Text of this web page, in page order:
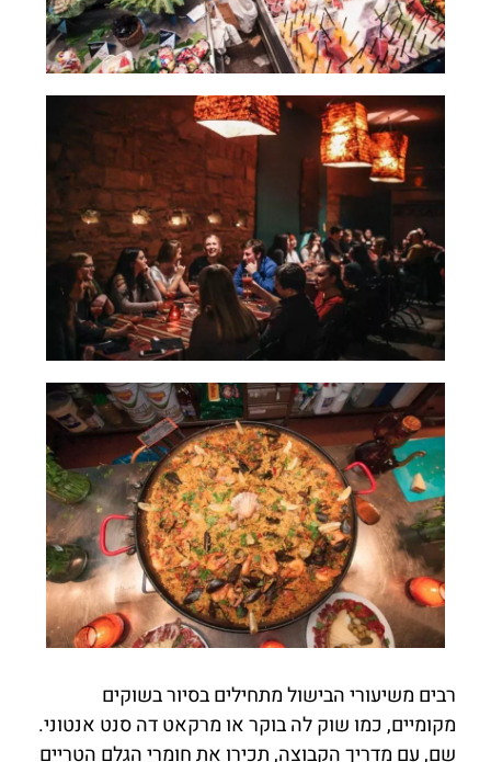
רבים משיעורי הבישול מתחילים בסיור בשוקים
מקומיים, כמו שוק לה בוקר או מרקאט דה סנט אנטוני.
שם, עם מדריך הקבוצה, תכירו את חומרי הגלם הטריים